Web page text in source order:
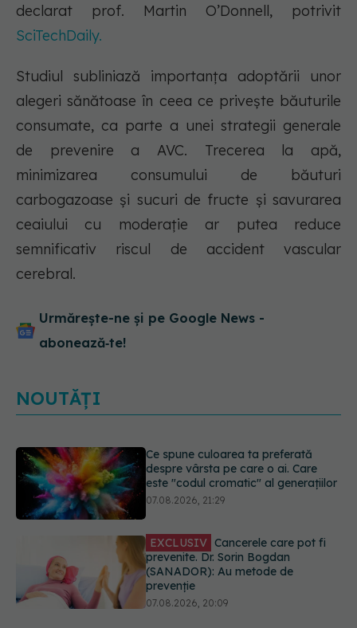
declarat prof. Martin O’Donnell, potrivit
SciTechDaily.
Studiul subliniază importanța adoptării unor
alegeri sănătoase în ceea ce privește băuturile
consumate, ca parte a unei strategii generale
de prevenire a AVC. Trecerea la apă,
minimizarea consumului de băuturi
carbogazoase și sucuri de fructe și savurarea
ceaiului cu moderație ar putea reduce
semnificativ riscul de accident vascular
cerebral.
Urmărește-ne și pe Google News -
abonează‑te!
NOUTĂȚI
EXCLUSIV Cancerele care pot fi
prevenite. Dr. Sorin Bogdan
(SANADOR): Au metode de
prevenție
Testul din deget care ar putea
indica riscul pentru 8 boli majore
07.08.2026, 18:34